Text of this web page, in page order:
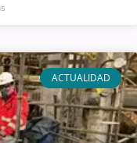
ACTUALIDAD